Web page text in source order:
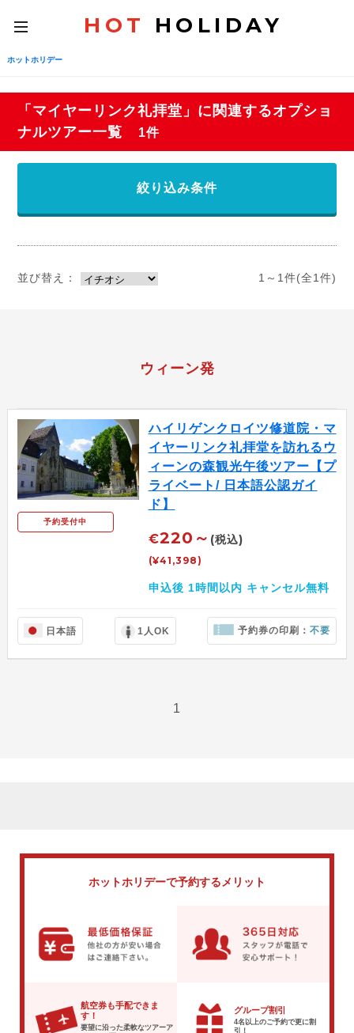
toggle
navigation
HOT HOLIDAY
ホットホリデー
「マイヤーリンク礼拝堂」に関連するオプショ
ナルツアー一覧
1件
絞り込み条件
並び替え： 1～1件(全1件)
ウィーン発
予約受付中
ハイリゲンクロイツ修道院・マ
イヤーリンク礼拝堂を訪れるウ
ィーンの森観光午後ツアー【プ
ライベート/ 日本語公認ガイ
ド】
€220～ (税込)
(¥41,398)
申込後 1時間以内 キャンセル無料
日本語 1人OK 予約券の印刷：不要
1
ホットホリデーで予約するメリット
航空券も手配できま
す！
要望に沿った柔軟なツアーア
グループ割引
4名以上のご予約で更に割
引！